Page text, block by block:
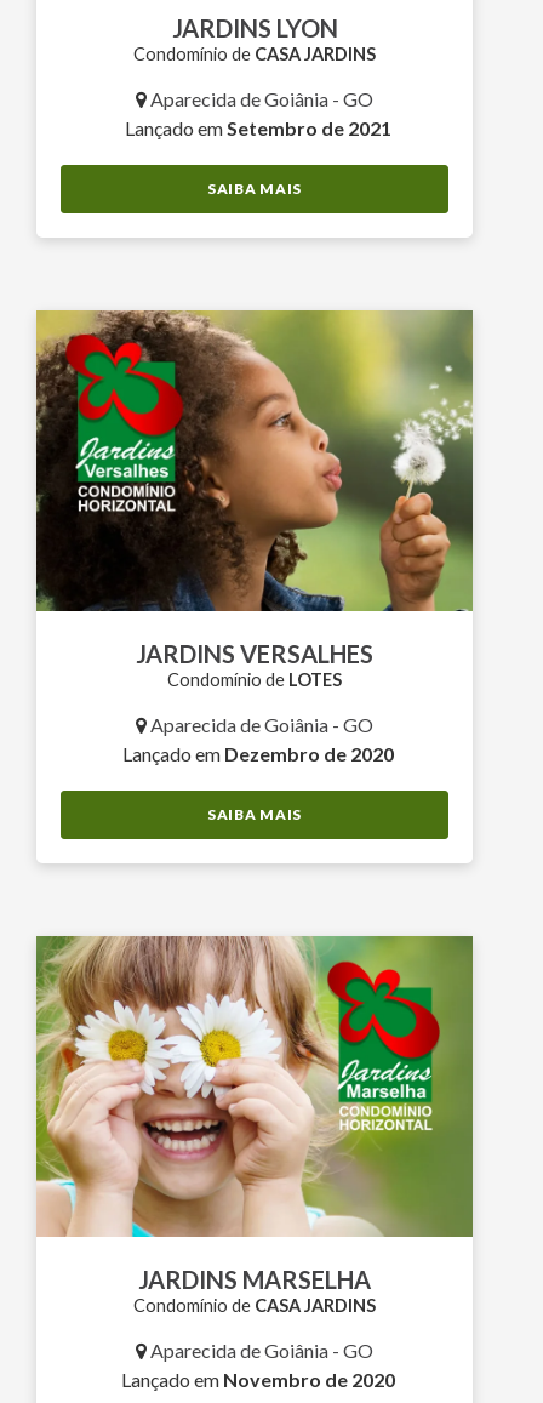
JARDINS LYON
Condomínio de CASA JARDINS
Aparecida de Goiânia - GO
Lançado emSetembro de 2021
SAIBA MAIS
JARDINS VERSALHES
Condomínio de LOTES
Aparecida de Goiânia - GO
Lançado em Dezembro de 2020
SAIBA MAIS
JARDINS MARSELHA
Condomínio de CASA JARDINS
Aparecida de Goiânia - GO
Lançado em Novembro de 2020